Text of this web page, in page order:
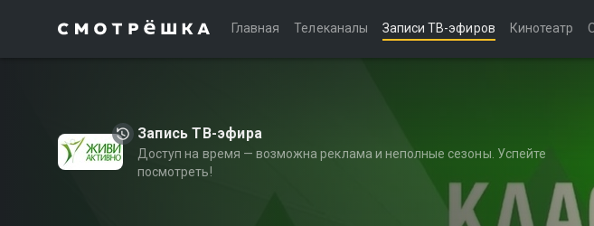
Главная Телеканалы Записи ТВ-эфиров Кинотеатр
Запись ТВ-эфира
Доступ на время — возможна реклама и неполные сезоны. Успейте
посмотреть!